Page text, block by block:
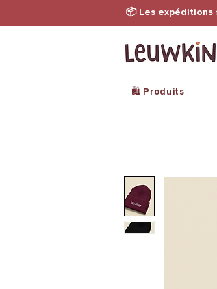
📦 Les expéditions
🛍️ Produits